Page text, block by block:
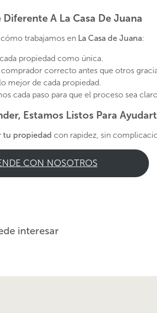
A La Casa De Juana
trabajamos en La Casa de Juana:
propiedad como única.
comprador correcto antes que otros
mejor de cada propiedad.
cada paso para que el proceso sea
Estamos Listos Para
tu propiedad con rapidez, sin
CON NOSOTROS
interesar